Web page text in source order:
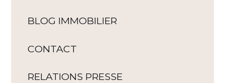
BLOG IMMOBILIER
CONTACT
RELATIONS PRESSE